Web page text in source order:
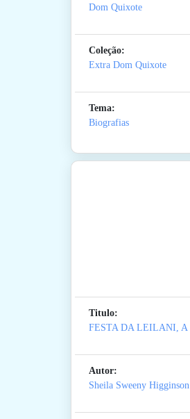
Dom Quixote
Coleção:
Extra Dom Quixote
Tema:
Biografias
Titulo:
FESTA DA LEILANI, A
Autor:
Sheila Sweeny Higginson